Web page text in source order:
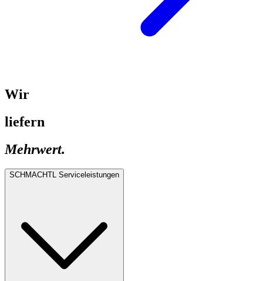
Wir
liefern
Mehrwert.
SCHMACHTL Serviceleistungen